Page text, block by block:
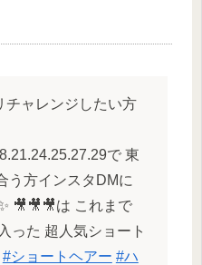
チャレンジしたい方
で 東
う方インスタDMに
🎥🎥🎥は これまで
った 超人気ショート
#ショートヘアー #ハ